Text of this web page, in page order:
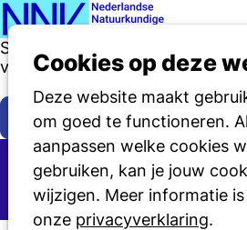
Cookies op deze
Deze website maakt
om goed te functioneren.
aanpassen welke cookies
gebruiken, kan je jouw
wijzigen. Meer informatie
onze privacyverklaring.
Sinds 1921
van de natuurkunde in
Lid worden
Over de NNV
Schrijf je in voor onze
NNV nieuwsbrief NNV